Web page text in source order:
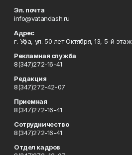
Эл. почта
info@vatandash.ru
Адрес
г. Уфа, ул. 50 лет Октября, 13, 5-й этаж
Рекламная служба
8(347)272-16-41
Редакция
8(347)272-42-07
Приемная
8(347)272-16-41
Сотрудничество
8(347)272-16-41
Отдел кадров